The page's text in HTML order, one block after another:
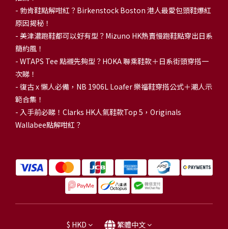
- 勃肯鞋點解咁紅？Birkenstock Boston 港人最愛包頭鞋爆紅
原因揭秘！
- 美津濃跑鞋都可以好有型？Mizuno HK熱賣慢跑鞋點穿出日系
簡約風！
- WTAPS Tee 點襯先夠型？HOKA 聯乘鞋款＋日系街頭穿搭一
次睇！
- 復古 x 懶人必備，NB 1906L Loafer 樂福鞋穿搭公式＋潮人示
範合集！
- 入手前必睇！Clarks HK人氣鞋款Top 5，Originals
Wallabee點解咁紅？
$ HKD 繁體中文